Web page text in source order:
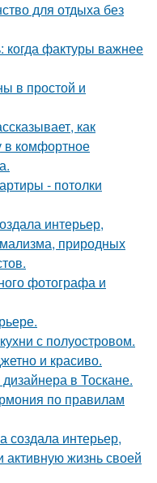
для отдыха без
когда фактуры важнее
в простой и
как
в комфортное
- потолки
интерьер,
природных
фотографа и
с полуостровом.
и красиво.
в Тоскане.
по правилам
создала интерьер,
жизнь своей